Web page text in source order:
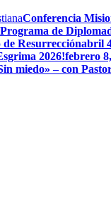
Conferencia
de
Resurrecciónabril
2026!febrero
miedo» – con